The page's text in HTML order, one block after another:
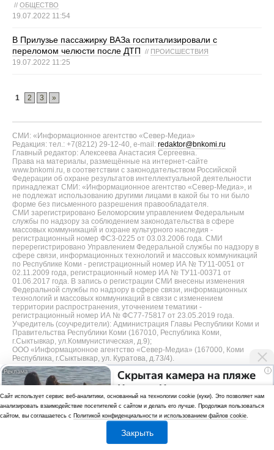
// ОБЩЕСТВО
19.07.2022 11:54
В Прилузье пассажирку ВАЗа госпитализировали с
переломом челюсти после ДТП
// ПРОИСШЕСТВИЯ
19.07.2022 11:25
1 2 3 »
СМИ: «Информационное агентство «Север-Медиа»
Редакция: тел.: +7(8212) 29-12-40, e-mail: redaktor@bnkomi.ru
Главный редактор: Алексеева Анастасия Сергеевна.
Права на материалы, размещённые на интернет-сайте
www.bnkomi.ru, в соответствии с законодательством Российской
Федерации об охране результатов интеллектуальной деятельности
принадлежат СМИ: «Информационное агентство «Север-Медиа», и
не подлежат использованию другими лицами в какой бы то ни было
форме без письменного разрешения правообладателя.
СМИ зарегистрировано Беломорским управлением Федеральным
службы по надзору за соблюдением законодательства в сфере
массовых коммуникаций и охране культурного наследия -
регистрационный номер ФС3-0225 от 03.03.2006 года. СМИ
перерегистрировано Управлением Федеральной службы по надзору в
сфере связи, информационных технологий и массовых коммуникаций
по Республике Коми - регистрационный номер ИА № ТУ11-0051 от
02.11.2009 года, регистрационный номер ИА № ТУ11-00371 от
01.06.2017 года. В запись о регистрации СМИ внесены изменения
Федеральной службы по надзору в сфере связи, информационных
технологий и массовых коммуникаций в связи с изменением
территории распространения, уточнением тематики -
регистрационный номер ИА № ФС77-75817 от 23.05.2019 года.
Учредитель (соучредители): Администрация Главы Республики Коми и
Правительства Республики Коми (167010, Республика Коми,
г.Сыктывкар, ул.Коммунистическая, д.9);
ООО «Информационное агентство «Север-Медиа» (167000, Коми
Республика, г.Сыктывкар, ул. Куратова, д.73/4).
Разработка сайта — web-студия «Цифровой Век»
i
Скрытая камера на пляже
Крыма: Что люди
вытворяют, когда их не
видят...
Политика
конфиденциальности
Использование аналитики и файлов куки
Cайт использует сервис веб-аналитики, основанный на технологии cookie (куки). Это позволяет нам
анализировать взаимодействие посетителей с сайтом и делать его лучше. Продолжая пользоваться
сайтом, вы соглашаетесь с Политикой конфиденциальности и использованием файлов cookie.
Закрыть